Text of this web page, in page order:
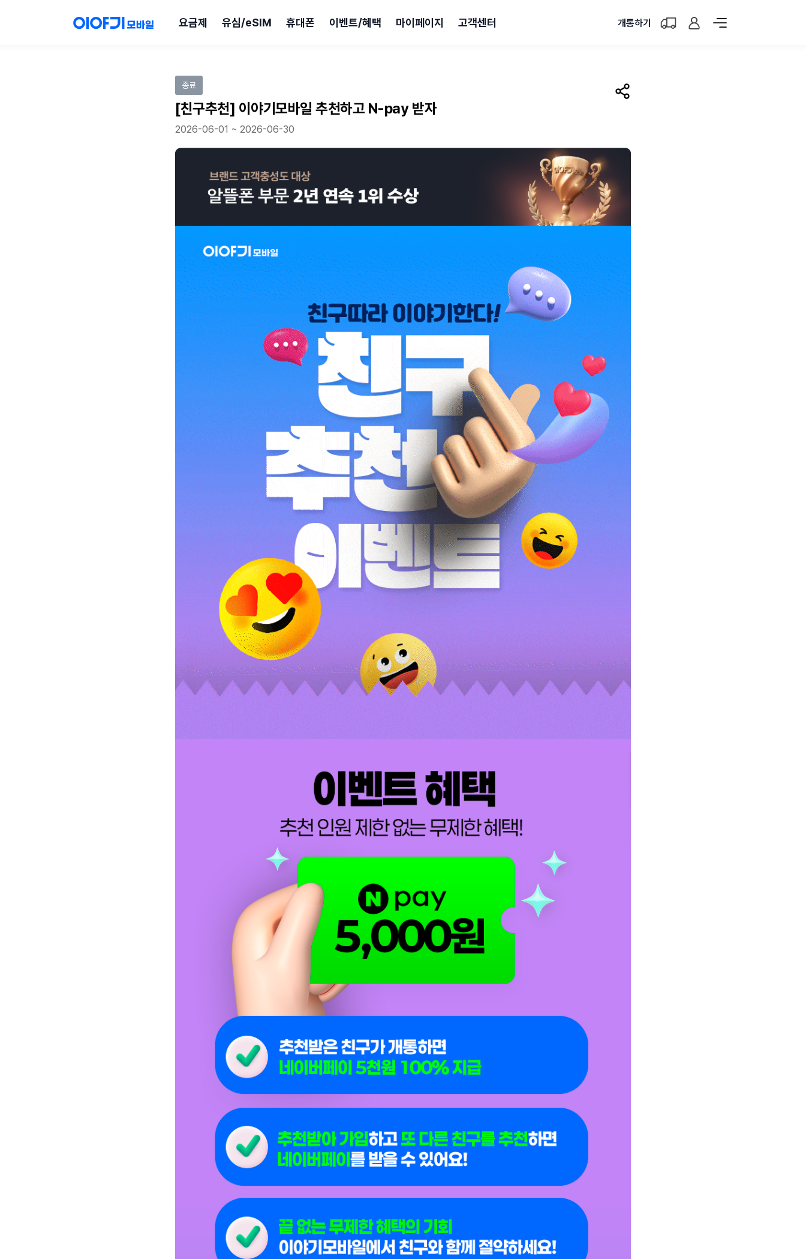
요금제 유심/eSIM 휴대폰 이벤트/혜택 마이페이지 고객센터 개통하기
종료
[친구추천] 이야기모바일 추천하고 N-pay 받자
공유하기
2026-06-01 ~ 2026-06-30